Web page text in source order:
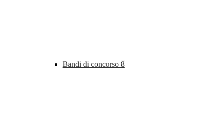
Bandi di concorso 8